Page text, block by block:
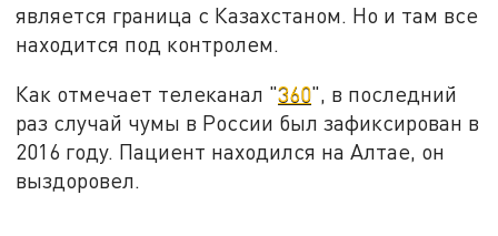
является граница с Казахстаном. Но и там все
находится под контролем.
Как отмечает телеканал "360", в последний
раз случай чумы в России был зафиксирован в
2016 году. Пациент находился на Алтае, он
выздоровел.